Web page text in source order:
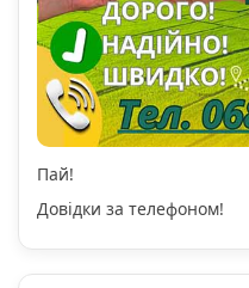
Пай!
Довідки за телефоном!